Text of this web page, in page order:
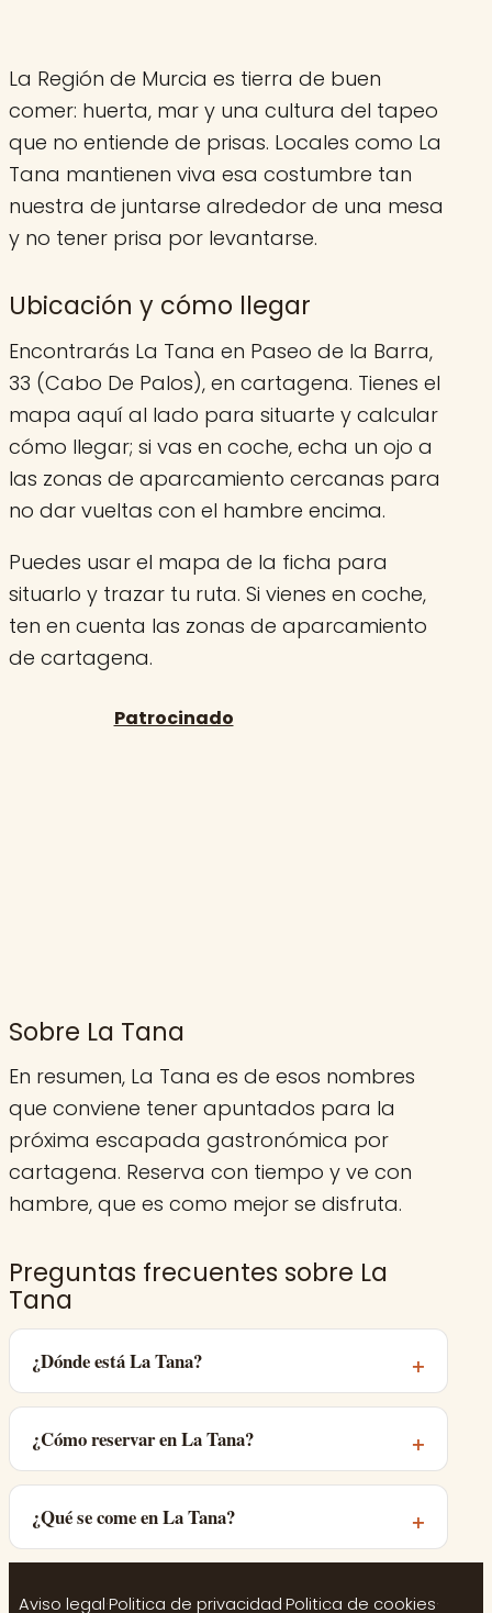
La Región de Murcia es tierra de buen
comer: huerta, mar y una cultura del tapeo
que no entiende de prisas. Locales como La
Tana mantienen viva esa costumbre tan
nuestra de juntarse alrededor de una mesa
y no tener prisa por levantarse.
Ubicación y cómo llegar
Encontrarás La Tana en Paseo de la Barra,
33 (Cabo De Palos), en cartagena. Tienes el
mapa aquí al lado para situarte y calcular
cómo llegar; si vas en coche, echa un ojo a
las zonas de aparcamiento cercanas para
no dar vueltas con el hambre encima.
Puedes usar el mapa de la ficha para
situarlo y trazar tu ruta. Si vienes en coche,
ten en cuenta las zonas de aparcamiento
de cartagena.
Sobre La Tana
En resumen, La Tana es de esos nombres
que conviene tener apuntados para la
próxima escapada gastronómica por
cartagena. Reserva con tiempo y ve con
hambre, que es como mejor se disfruta.
Preguntas frecuentes sobre La
Tana
¿Dónde está La Tana?
¿Cómo reservar en La Tana?
¿Qué se come en La Tana?
Aviso legal·Politica de privacidad·Politica de cookies·